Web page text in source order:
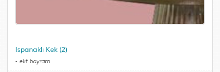
Ispanaklı Kek (2)
- elif bayram